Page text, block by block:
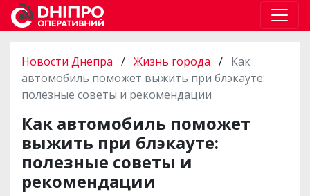
Новости Днепра / Жизнь города / Как
автомобиль поможет выжить при блэкауте:
полезные советы и рекомендации
Как автомобиль поможет
выжить при блэкауте:
полезные советы и
рекомендации